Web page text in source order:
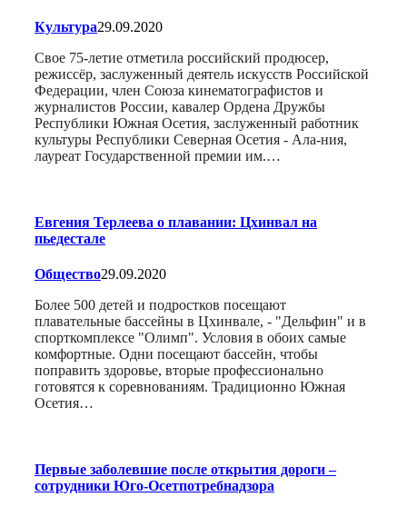
Культура29.09.2020
Свое 75-летие отметила российский продюсер,
режиссёр, заслуженный деятель искусств Российской
Федерации, член Союза кинематографистов и
журналистов России, кавалер Ордена Дружбы
Республики Южная Осетия, заслуженный работник
культуры Республики Северная Осетия - Ала-ния,
лауреат Государственной премии им.…
Евгения Терлеева о плавании: Цхинвал на
пьедестале
Общество29.09.2020
Более 500 детей и подростков посещают
плавательные бассейны в Цхинвале, - "Дельфин" и в
спорткомплексе "Олимп". Условия в обоих самые
комфортные. Одни посещают бассейн, чтобы
поправить здоровье, вторые профессионально
готовятся к соревнованиям. Традиционно Южная
Осетия…
Первые заболевшие после открытия дороги –
сотрудники Юго-Осетпотребнадзора